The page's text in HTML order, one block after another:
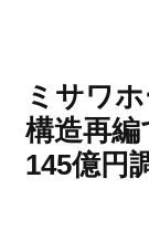
ミサワ
構造再編
145億円